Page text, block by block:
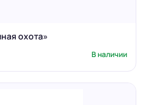
охота»
В наличии